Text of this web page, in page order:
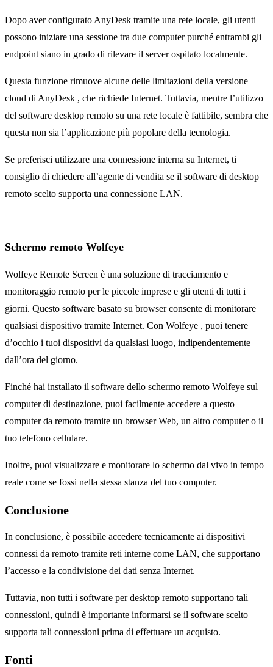
Dopo aver configurato AnyDesk tramite una rete locale, gli utenti
possono iniziare una sessione tra due computer purché entrambi gli
endpoint siano in grado di rilevare il server ospitato localmente.
Questa funzione rimuove alcune delle limitazioni della versione
cloud di AnyDesk , che richiede Internet. Tuttavia, mentre l’utilizzo
del software desktop remoto su una rete locale è fattibile, sembra che
questa non sia l’applicazione più popolare della tecnologia.
Se preferisci utilizzare una connessione interna su Internet, ti
consiglio di chiedere all’agente di vendita se il software di desktop
remoto scelto supporta una connessione LAN.
Schermo remoto Wolfeye
Wolfeye Remote Screen è una soluzione di tracciamento e
monitoraggio remoto per le piccole imprese e gli utenti di tutti i
giorni. Questo software basato su browser consente di monitorare
qualsiasi dispositivo tramite Internet. Con Wolfeye , puoi tenere
d’occhio i tuoi dispositivi da qualsiasi luogo, indipendentemente
dall’ora del giorno.
Finché hai installato il software dello schermo remoto Wolfeye sul
computer di destinazione, puoi facilmente accedere a questo
computer da remoto tramite un browser Web, un altro computer o il
tuo telefono cellulare.
Inoltre, puoi visualizzare e monitorare lo schermo dal vivo in tempo
reale come se fossi nella stessa stanza del tuo computer.
Conclusione
In conclusione, è possibile accedere tecnicamente ai dispositivi
connessi da remoto tramite reti interne come LAN, che supportano
l’accesso e la condivisione dei dati senza Internet.
Tuttavia, non tutti i software per desktop remoto supportano tali
connessioni, quindi è importante informarsi se il software scelto
supporta tali connessioni prima di effettuare un acquisto.
Fonti